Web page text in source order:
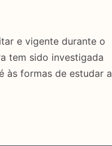
e vigente durante o
tem sido investigada
às formas de estudar a